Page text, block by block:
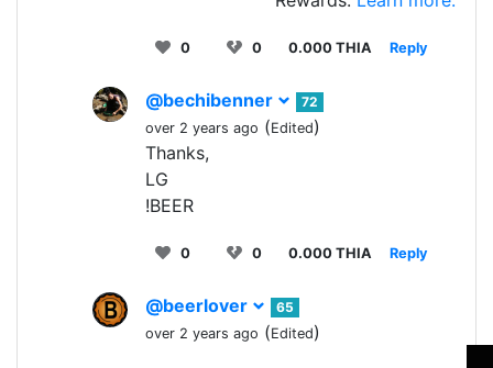
0 0 0.000 THIA Reply
@bechibenner
72
over 2 years ago (Edited)
Thanks,
LG
!BEER
0 0 0.000 THIA Reply
@beerlover
65
over 2 years ago (Edited)